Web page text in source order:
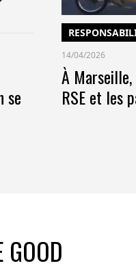
se
14/04/2026
À
RSE et les
GOOD